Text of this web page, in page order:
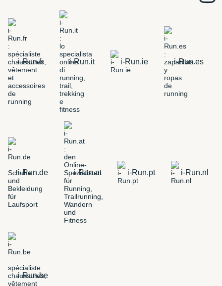
i-Run.fr i-Run.it i-Run.ie i-Run.es
i-Run.de i-Run.at i-Run.pt i-Run.nl
i-Run.be